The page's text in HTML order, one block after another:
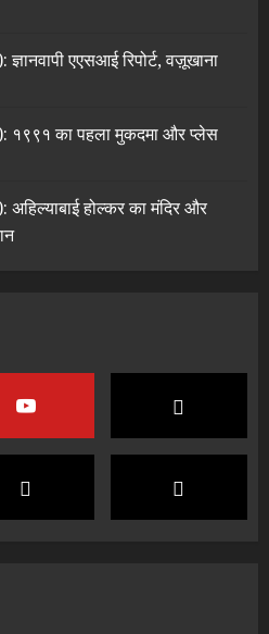
एएसआई रिपोर्ट, वज़ूखाना
१९९१ का पहला मुकदमा और प्लेस
अहिल्याबाई होल्कर का मंदिर और